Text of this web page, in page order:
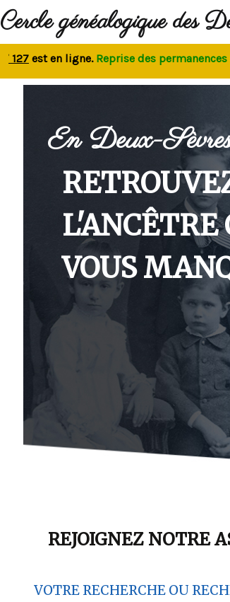
Cercle généalogique des
est en ligne.Reprise des permanences en
En Deux-
L'ANCÊTRE
VOUS
REJOIGNEZ NOTRE
VOTRE RECHERCHE OU